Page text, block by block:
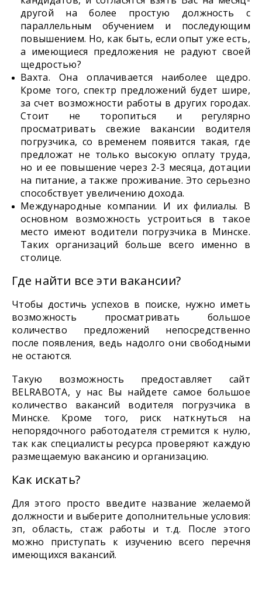
другой на более простую должность с
параллельным обучением и последующим
повышением. Но, как быть, если опыт уже есть,
а имеющиеся предложения не радуют своей
щедростью?
Вахта. Она оплачивается наиболее щедро.
Кроме того, спектр предложений будет шире,
за счет возможности работы в других городах.
Стоит не торопиться и регулярно
просматривать свежие вакансии водителя
погрузчика, со временем появится такая, где
предложат не только высокую оплату труда,
но и ее повышение через 2-3 месяца, дотации
на питание, а также проживание. Это серьезно
способствует увеличению дохода.
Международные компании. И их филиалы. В
основном возможность устроиться в такое
место имеют водители погрузчика в Минске.
Таких организаций больше всего именно в
столице.
Где найти все эти вакансии?
Чтобы достичь успехов в поиске, нужно иметь
возможность просматривать большое
количество предложений непосредственно
после появления, ведь надолго они свободными
не остаются.
Такую возможность предоставляет сайт
BELRABOTA, у нас Вы найдете самое большое
количество вакансий водителя погрузчика в
Минске. Кроме того, риск наткнуться на
непорядочного работодателя стремится к нулю,
так как специалисты ресурса проверяют каждую
размещаемую вакансию и организацию.
Как искать?
Для этого просто введите название желаемой
должности и выберите дополнительные условия:
зп, область, стаж работы и т.д. После этого
можно приступать к изучению всего перечня
имеющихся вакансий.